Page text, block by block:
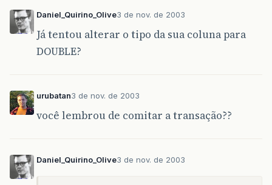
Daniel_Quirino_Olive3 de nov. de 2003
Já tentou alterar o tipo da sua coluna para
DOUBLE?
urubatan3 de nov. de 2003
você lembrou de comitar a transação??
Daniel_Quirino_Olive3 de nov. de 2003